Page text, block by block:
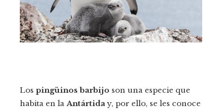
Los pingüinos barbijo son una especie que
habita en la Antártida y, por ello, se les conoce